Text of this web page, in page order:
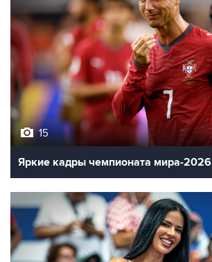
15
Яркие кадры чемпионата мира-2026